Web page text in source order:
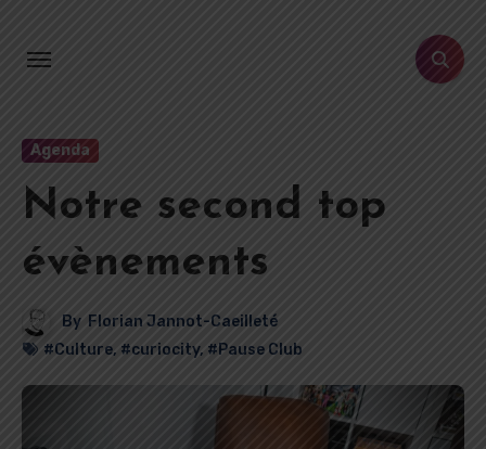
contenu
Agenda
Notre second top
évènements
By Florian Jannot-Caeilleté
#Culture, #curiocity, #Pause Club